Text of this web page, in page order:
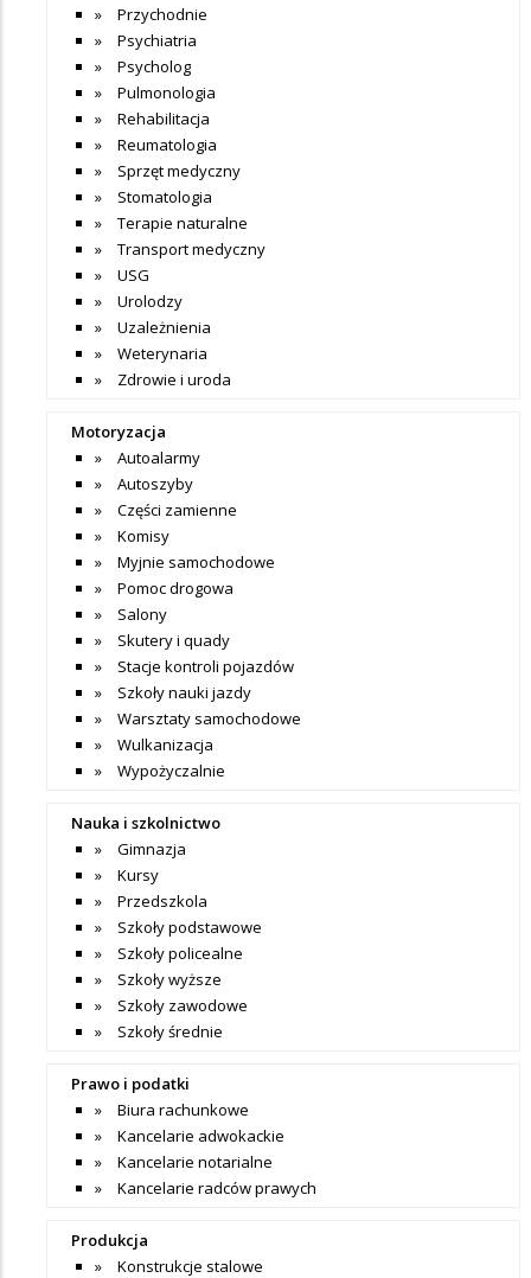
Przychodnie
Psychiatria
Psycholog
Pulmonologia
Rehabilitacja
Reumatologia
Sprzęt medyczny
Stomatologia
Terapie naturalne
Transport medyczny
USG
Urolodzy
Uzależnienia
Weterynaria
Zdrowie i uroda
Motoryzacja
Autoalarmy
Autoszyby
Części zamienne
Komisy
Myjnie samochodowe
Pomoc drogowa
Salony
Skutery i quady
Stacje kontroli pojazdów
Szkoły nauki jazdy
Warsztaty samochodowe
Wulkanizacja
Wypożyczalnie
Nauka i szkolnictwo
Gimnazja
Kursy
Przedszkola
Szkoły podstawowe
Szkoły policealne
Szkoły wyższe
Szkoły zawodowe
Szkoły średnie
Prawo i podatki
Biura rachunkowe
Kancelarie adwokackie
Kancelarie notarialne
Kancelarie radców prawych
Produkcja
Konstrukcje stalowe